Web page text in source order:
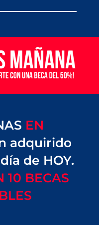
EN
adquirido
de HOY.
10 BECAS